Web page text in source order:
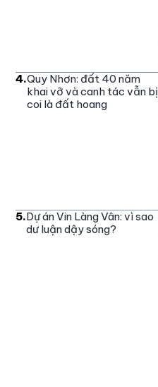
4.Quy Nhơn: đất 40 năm
khai vỡ và canh tác vẫn bị
coi là đất hoang
5.Dự án Vin Làng Vân: vì sao
dư luận dậy sóng?